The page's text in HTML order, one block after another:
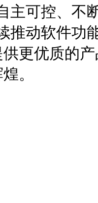
主可控、不
推动软件功
更优质的
。